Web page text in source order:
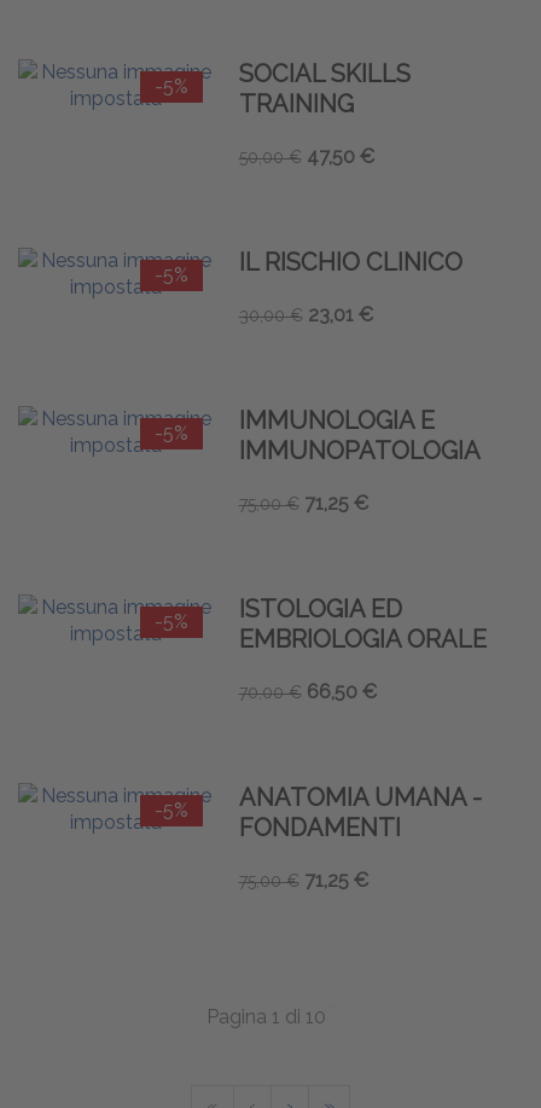
-5%
SOCIAL SKILLS
TRAINING
50,00 € 47,50 €
-5% IL RISCHIO CLINICO
30,00 € 23,01 €
-5%
IMMUNOLOGIA E
IMMUNOPATOLOGIA
75,00 € 71,25 €
-5%
ISTOLOGIA ED
EMBRIOLOGIA ORALE
70,00 € 66,50 €
-5%
ANATOMIA UMANA -
FONDAMENTI
75,00 € 71,25 €
Pagina 1 di 10